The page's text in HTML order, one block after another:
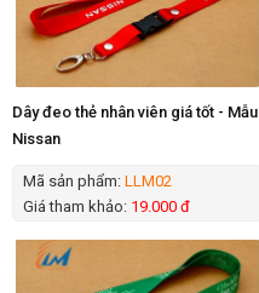
Dây đeo thẻ nhân viên giá tốt - Mẫu
Nissan
Mã sản phẩm: LLM02
Giá tham khảo: 19.000 đ